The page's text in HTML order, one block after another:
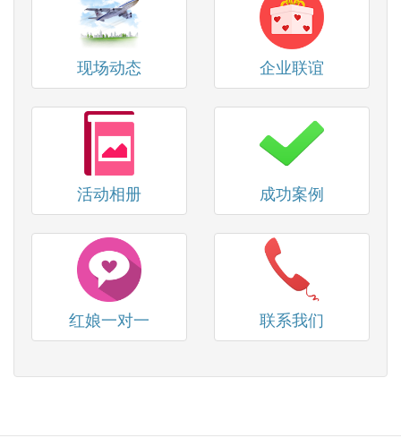
现场动态 企业联谊
活动相册 成功案例
红娘一对一 联系我们